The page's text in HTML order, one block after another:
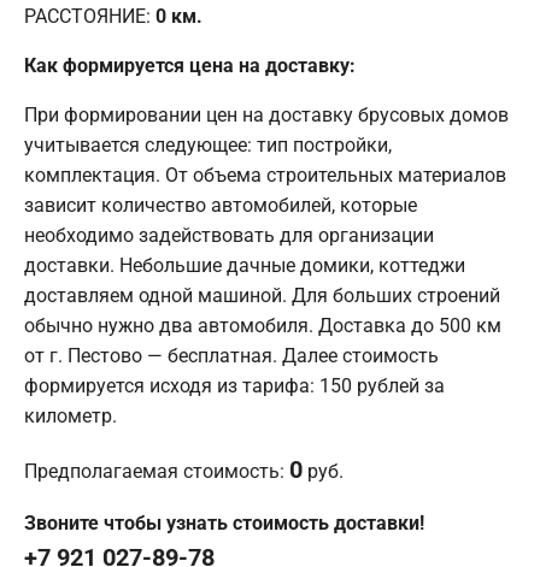
РАССТОЯНИЕ: 0 км.
Как формируется цена на доставку:
При формировании цен на доставку брусовых домов
учитывается следующее: тип постройки,
комплектация. От объема строительных материалов
зависит количество автомобилей, которые
необходимо задействовать для организации
доставки. Небольшие дачные домики, коттеджи
доставляем одной машиной. Для больших строений
обычно нужно два автомобиля. Доставка до 500 км
от г. Пестово — бесплатная. Далее стоимость
формируется исходя из тарифа: 150 рублей за
километр.
Предполагаемая стоимость: 0 руб.
Звоните чтобы узнать стоимость доставки!
+7 921 027-89-78